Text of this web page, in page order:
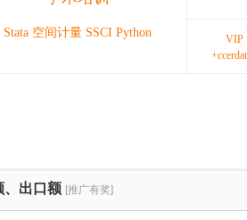
Stata 空间计量 SSCI Python
VIP
、出口额 [推广有奖]